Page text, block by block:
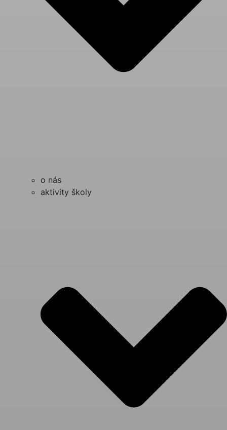
o nás
aktivity školy